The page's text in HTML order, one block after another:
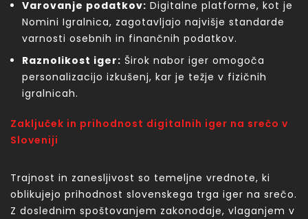
Varovanje podatkov: Digitalne platforme, kot je
Nomini Igralnica, zagotavljajo najvišje standarde
varnosti osebnih in finančnih podatkov.
Raznolikost iger: Širok nabor iger omogoča
personalizacijo izkušenj, kar je težje v fizičnih
igralnicah.
Zaključek in prihodnost digitalnih iger na srečo v
Sloveniji
Trajnost in zanesljivost so temeljne vrednote, ki
oblikujejo prihodnost slovenskega trga iger na srečo.
Z doslednim spoštovanjem zakonodaje, vlaganjem v